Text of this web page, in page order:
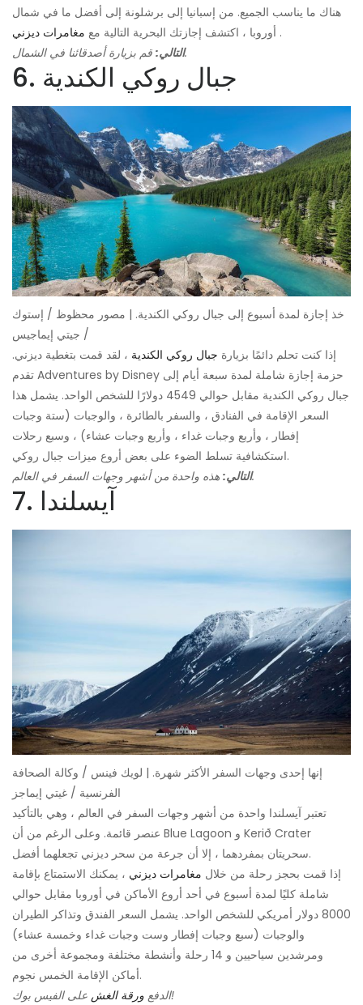
هناك ما يناسب الجميع. من إسبانيا إلى برشلونة إلى أفضل ما في شمال
أوروبا ، اكتشف إجازتك البحرية التالية مع مغامرات ديزني
.
التالي:قم بزيارة أصدقائنا في الشمال.
6. جبال روكي الكندية
خذ إجازة لمدة أسبوع إلى جبال روكي الكندية. | مصور محظوظ / إستوك
/ جيتي إيماجيس
إذا كنت تحلم دائمًا بزيارة جبال روكي الكندية ، لقد قمت بتغطية ديزني.
تقدم Adventures by Disney حزمة إجازة شاملة لمدة سبعة أيام إلى
جبال روكي الكندية مقابل حوالي 4549 دولارًا للشخص الواحد. يشمل هذا
السعر الإقامة في الفنادق ، والسفر بالطائرة ، والوجبات (ستة وجبات
إفطار ، وأربع وجبات غداء ، وأربع وجبات عشاء) ، وسبع رحلات
استكشافية تسلط الضوء على بعض أروع ميزات جبال روكي.
التالي:هذه واحدة من أشهر وجهات السفر في العالم.
7. آيسلندا
إنها إحدى وجهات السفر الأكثر شهرة. | لويك فينس / وكالة الصحافة
الفرنسية / غيتي إيماجز
تعتبر آيسلندا واحدة من أشهر وجهات السفر في العالم ، وهي بالتأكيد
عنصر قائمة. وعلى الرغم من أن Blue Lagoon و Kerið Crater
سحريتان بمفردهما ، إلا أن جرعة من سحر ديزني تجعلهما أفضل.
إذا قمت بحجز رحلة من خلال مغامرات ديزني ، يمكنك الاستمتاع بإقامة
شاملة كليًا لمدة أسبوع في أحد أروع الأماكن في أوروبا مقابل حوالي
8000 دولار أمريكي للشخص الواحد. يشمل السعر الفندق وتذاكر الطيران
والوجبات (سبع وجبات إفطار وست وجبات غداء وخمسة عشاء)
ومرشدين سياحيين و 14 رحلة وأنشطة مختلفة ومجموعة أخرى من
أماكن الإقامة الخمس نجوم.
الدفع ورقة الغش على الفيس بوك!